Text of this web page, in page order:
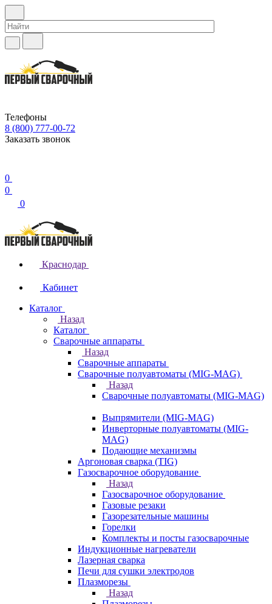
Телефоны
8 (800) 777-00-72
Заказать звонок
0
0
0
Краснодар
Кабинет
Каталог
Назад
Каталог
Сварочные аппараты
Назад
Сварочные аппараты
Сварочные полуавтоматы (MIG-MAG)
Назад
Сварочные полуавтоматы (MIG-MAG)
Выпрямители (MIG-MAG)
Инверторные полуавтоматы (MIG-
MAG)
Подающие механизмы
Аргоновая сварка (TIG)
Газосварочное оборудование
Назад
Газосварочное оборудование
Газовые резаки
Газорезательные машины
Горелки
Комплекты и посты газосварочные
Индукционные нагреватели
Лазерная сварка
Печи для сушки электродов
Плазморезы
Назад